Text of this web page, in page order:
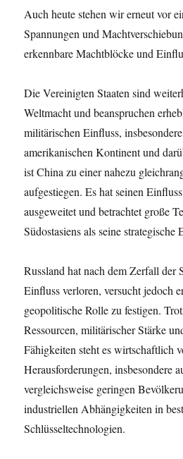
Auch heute stehen wir erneut vor
Spannungen und
erkennbare Machtblöcke und
Die Vereinigten Staaten sind
Weltmacht und beanspruchen
militärischen Einfluss,
amerikanischen Kontinent und
ist China zu einer nahezu
aufgestiegen. Es hat seinen
ausgeweitet und betrachtet große
Südostasiens als seine strategische
Russland hat nach dem Zerfall der
Einfluss verloren, versucht jedoch
geopolitische Rolle zu festigen.
Ressourcen, militärischer Stärke
Fähigkeiten steht es wirtschaftlich
Herausforderungen, insbesondere
vergleichsweise geringen
industriellen Abhängigkeiten in
Schlüsseltechnologien.